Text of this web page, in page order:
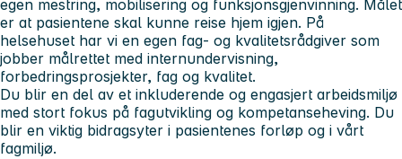
egen mestring, mobilisering og funksjonsgjenvinning. Målet
er at pasientene skal kunne reise hjem igjen. På
helsehuset har vi en egen fag- og kvalitetsrådgiver som
jobber målrettet med internundervisning,
forbedringsprosjekter, fag og kvalitet.
Du blir en del av et inkluderende og engasjert arbeidsmiljø
med stort fokus på fagutvikling og kompetanseheving. Du
blir en viktig bidragsyter i pasientenes forløp og i vårt
fagmiljø.